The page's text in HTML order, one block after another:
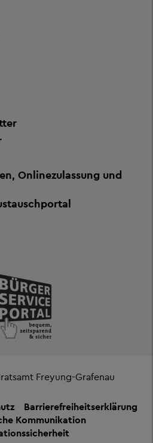
Onlinezulassung und
Freyung-Grafenau
Barrierefreiheitserklärung
Kommunikation